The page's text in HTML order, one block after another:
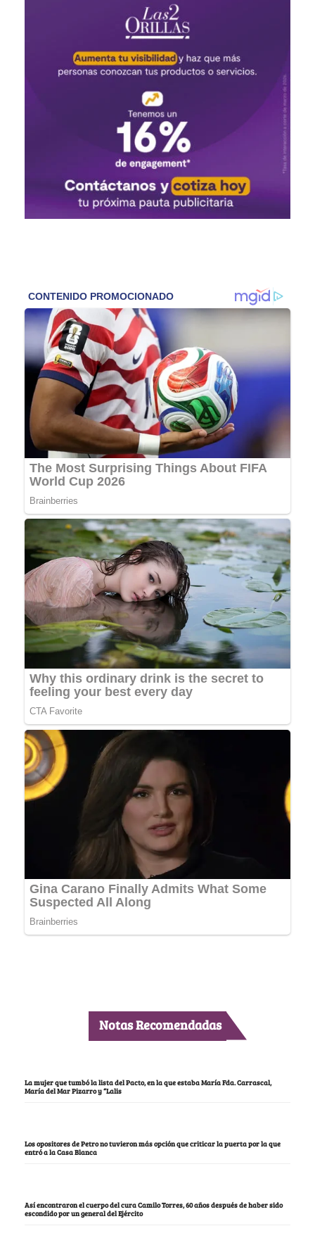
Notas Recomendadas
La mujer que tumbó la lista del Pacto, en la que estaba María Fda. Carrascal,
María del Mar Pizarro y “Lalis
Los opositores de Petro no tuvieron más opción que criticar la puerta por la que
entró a la Casa Blanca
Así encontraron el cuerpo del cura Camilo Torres, 60 años después de haber sido
escondido por un general del Ejército